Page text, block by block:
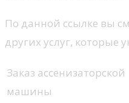
По данной ссылке вы
других услуг, которые
Заказ ассенизаторской
машины